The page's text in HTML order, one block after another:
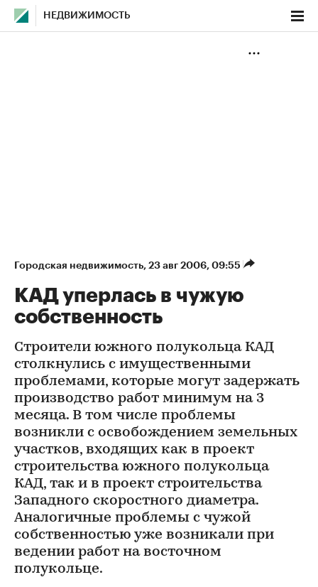
НЕДВИЖИМОСТЬ
Городская недвижимость⁠, 23 авг 2006, 09:55
КАД уперлась в чужую
собственность
Строители южного полукольца КАД
столкнулись с имущественными
проблемами, которые могут задержать
производство работ минимум на 3
месяца. В том числе проблемы
возникли с освобождением земельных
участков, входящих как в проект
строительства южного полукольца
КАД, так и в проект строительства
Западного скоростного диаметра.
Аналогичные проблемы с чужой
собственностью уже возникали при
ведении работ на восточном
полукольце.